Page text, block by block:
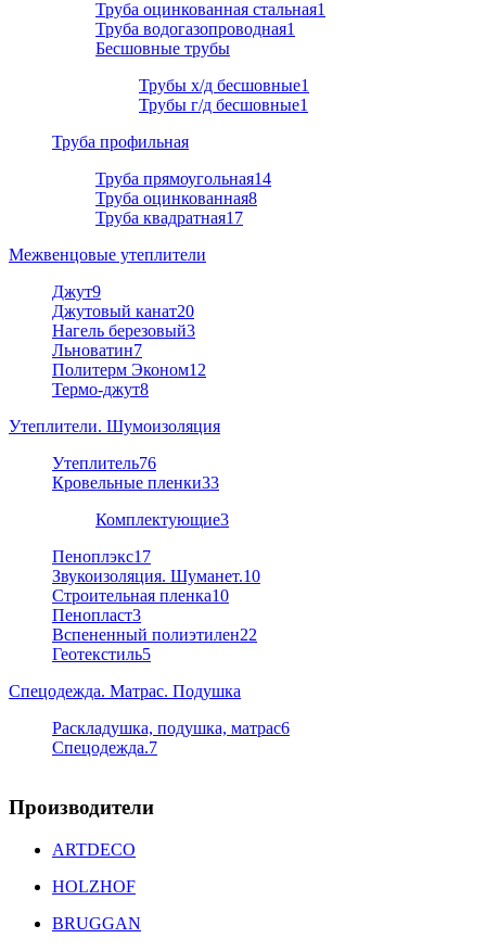
Труба оцинкованная стальная1
Труба водогазопроводная1
Бесшовные трубы
Трубы х/д бесшовные1
Трубы г/д бесшовные1
Труба профильная
Труба прямоугольная14
Труба оцинкованная8
Труба квадратная17
Межвенцовые утеплители
Джут9
Джутовый канат20
Нагель березовый3
Льноватин7
Политерм Эконом12
Термо-джут8
Утеплители. Шумоизоляция
Утеплитель76
Кровельные пленки33
Комплектующие3
Пеноплэкс17
Звукоизоляция. Шуманет.10
Строительная пленка10
Пенопласт3
Вспененный полиэтилен22
Геотекстиль5
Спецодежда. Матрас. Подушка
Раскладушка, подушка, матрас6
Спецодежда.7
Производители
ARTDECO
HOLZHOF
BRUGGAN